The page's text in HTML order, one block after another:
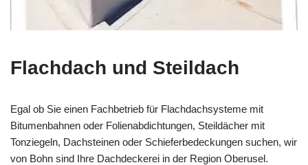
Flachdach und Steildach
Egal ob Sie einen Fachbetrieb für Flachdachsysteme mit
Bitumenbahnen oder Folienabdichtungen, Steildächer mit
Tonziegeln, Dachsteinen oder Schieferbedeckungen suchen, wir
von Bohn sind Ihre Dachdeckerei in der Region Oberusel.